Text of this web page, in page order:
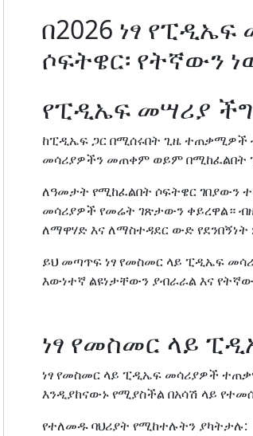
በ2026 ነፃ
ሶፍትዌር፡ የትኛውን
የፒዲኤፍ መሣሪያ
ከፒዲኤፍ ጋር በሚሰሩበት ጊዜ ተጠቃሚዎች
መሳሪያዎችን መጠቀም ወይም በሚከፈልበት
ለዓመታት የሚከፈልበት ሶፍትዌር ገበያውን
መሳሪያዎች የመሬት ገጽታውን ቀይረዋል።
ለማዋሃድ እና ለማስተዳደር ውድ
ይህ መጣጥፍ ነፃ የመስመር ላይ ፒዲኤፍ
እውነተኛ ልዩነታቸውን ያብራራል እና
ነፃ የመስመር ላይ
ነፃ የመስመር ላይ ፒዲኤፍ መሳሪያዎች
እንዲያከናውኑ የሚያስችል በአሳሽ ላይ
የተለመዱ ባህሪያት የሚከተሉትን ያካትታሉ: